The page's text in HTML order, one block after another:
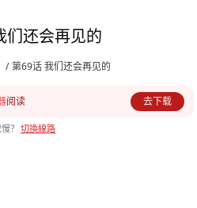
们还会再见的
/ 第69话 我们还会再见的
阅读 去下载
？ 切換線路